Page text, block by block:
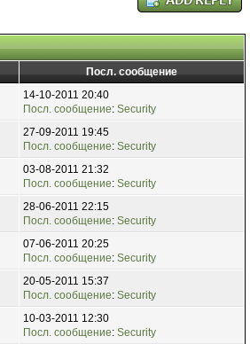
Посл. сообщение
14-10-2011 20:40
Посл. сообщение: Security
27-09-2011 19:45
Посл. сообщение: Security
03-08-2011 21:32
Посл. сообщение: Security
28-06-2011 22:15
Посл. сообщение: Security
07-06-2011 20:25
Посл. сообщение: Security
20-05-2011 15:37
Посл. сообщение: Security
10-03-2011 12:30
Посл. сообщение: Security